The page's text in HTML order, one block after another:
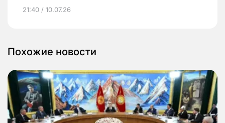
21:40 / 10.07.26
Похожие новости